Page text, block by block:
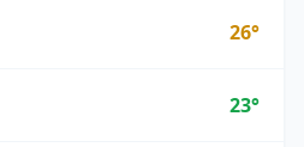
26°
23°